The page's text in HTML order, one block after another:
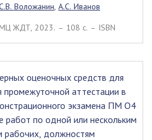
Воложанин, А.С. Иванов
ЖДТ, 2023. – 108 c. – ISBN
оценочных средств для
промежуточной аттестации в
экзамена ПМ О4
работ по одной или нескольким
рабочих, должностям